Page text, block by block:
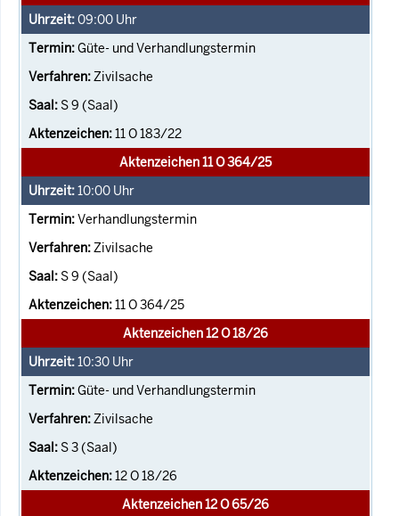
09:00 Uhr
Güte- und Verhandlungstermin
Zivilsache
S 9 (Saal)
11 O 183/22
Aktenzeichen 11 O 364/25
10:00 Uhr
Verhandlungstermin
Zivilsache
S 9 (Saal)
11 O 364/25
Aktenzeichen 12 O 18/26
10:30 Uhr
Güte- und Verhandlungstermin
Zivilsache
S 3 (Saal)
12 O 18/26
Aktenzeichen 12 O 65/26